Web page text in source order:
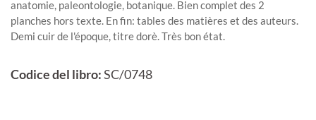
anatomie, paleontologie, botanique. Bien complet des 2
planches hors texte. En fin: tables des matières et des auteurs.
Demi cuir de l'époque, titre dorè. Très bon état.
Codice del libro:SC/0748